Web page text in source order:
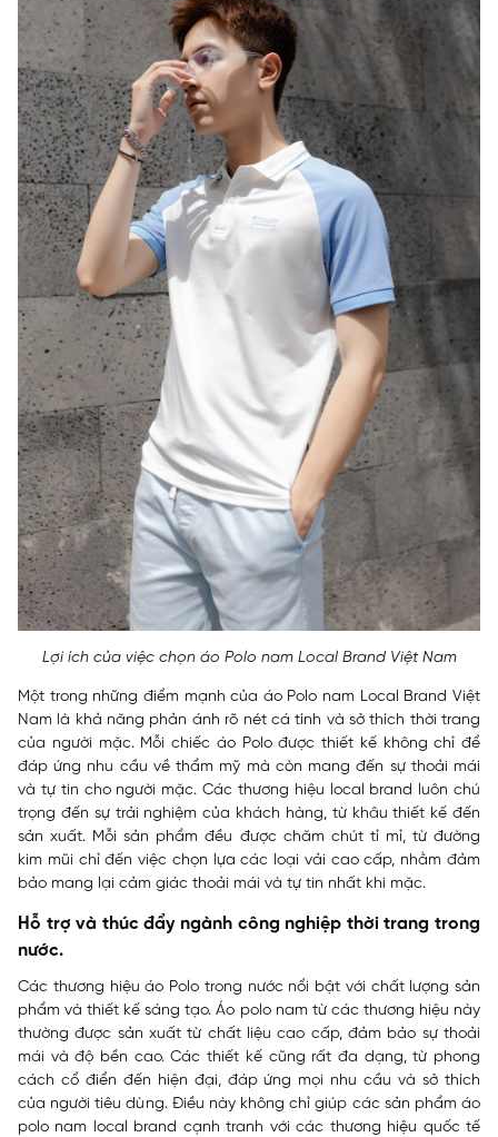
Lợi ích của việc chọn áo Polo nam Local Brand Việt Nam
Một trong những điểm mạnh của áo Polo nam Local Brand Việt
Nam là khả năng phản ánh rõ nét cá tính và sở thích thời trang
của người mặc. Mỗi chiếc áo Polo được thiết kế không chỉ để
đáp ứng nhu cầu về thẩm mỹ mà còn mang đến sự thoải mái
và tự tin cho người mặc. Các thương hiệu local brand luôn chú
trọng đến sự trải nghiệm của khách hàng, từ khâu thiết kế đến
sản xuất. Mỗi sản phẩm đều được chăm chút tỉ mỉ, từ đường
kim mũi chỉ đến việc chọn lựa các loại vải cao cấp, nhằm đảm
bảo mang lại cảm giác thoải mái và tự tin nhất khi mặc.
Hỗ trợ và thúc đẩy ngành công nghiệp thời trang trong
nước.
Các thương hiệu áo Polo trong nước nổi bật với chất lượng sản
phẩm và thiết kế sáng tạo. Áo polo nam từ các thương hiệu này
thường được sản xuất từ chất liệu cao cấp, đảm bảo sự thoải
mái và độ bền cao. Các thiết kế cũng rất đa dạng, từ phong
cách cổ điển đến hiện đại, đáp ứng mọi nhu cầu và sở thích
của người tiêu dùng. Điều này không chỉ giúp các sản phẩm áo
polo nam local brand cạnh tranh với các thương hiệu quốc tế